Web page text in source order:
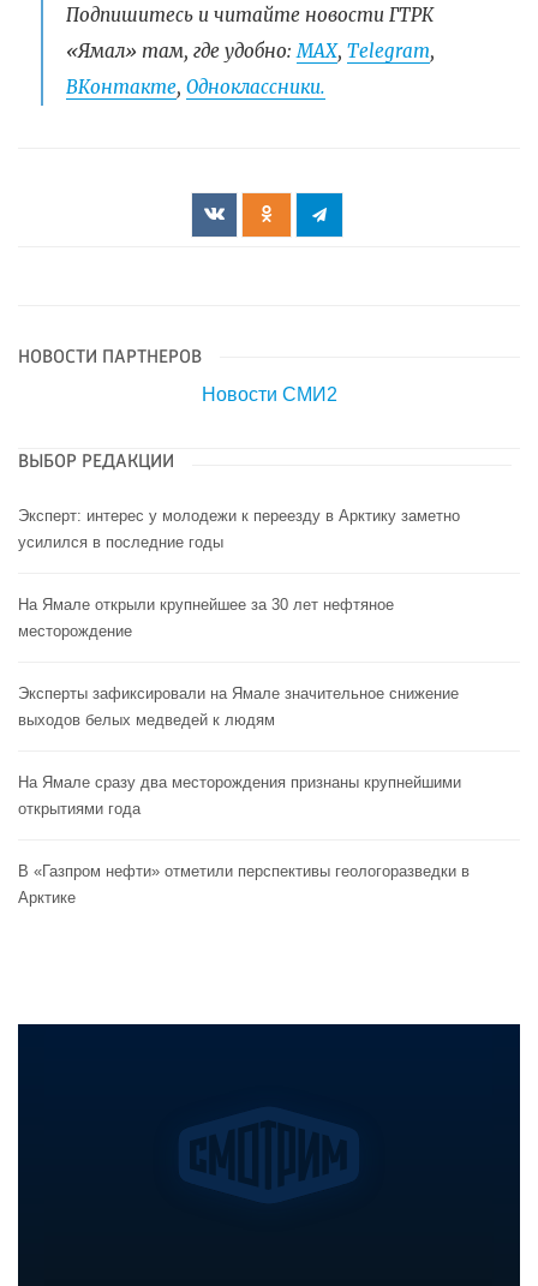
Подпишитесь и читайте новости ГТРК
«Ямал» там, где удобно: МАХ, Telegram,
ВКонтакте, Одноклассники.
НОВОСТИ ПАРТНЕРОВ
Новости СМИ2
ВЫБОР РЕДАКЦИИ
Эксперт: интерес у молодежи к переезду в Арктику заметно
усилился в последние годы
На Ямале открыли крупнейшее за 30 лет нефтяное
месторождение
Эксперты зафиксировали на Ямале значительное снижение
выходов белых медведей к людям
На Ямале сразу два месторождения признаны крупнейшими
открытиями года
В «Газпром нефти» отметили перспективы геологоразведки в
Арктике